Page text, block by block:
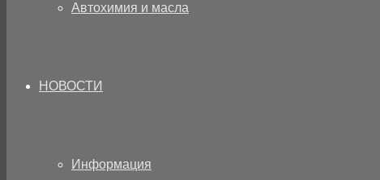
Автохимия и масла
НОВОСТИ
Информация